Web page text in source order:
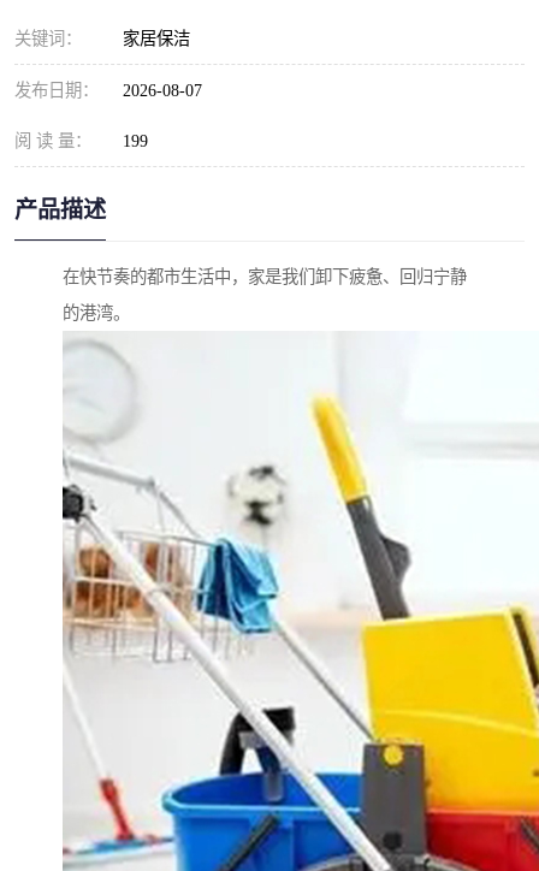
关键词： 家居保洁
发布日期： 2026-08-07
阅 读 量： 199
产品描述
在快节奏的都市生活中，家是我们卸下疲惫、回归宁静
的港湾。